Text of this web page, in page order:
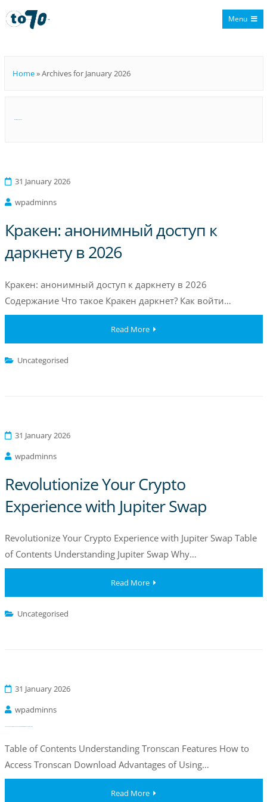
Menu
Home»Archives for January 2026
31 January 2026
wpadminns
Кракен: анонимный доступ к
даркнету в 2026
Кракен: анонимный доступ к даркнету в 2026
Содержание Что такое Кракен даркнет? Как войти…
Read More
Uncategorised
31 January 2026
wpadminns
Revolutionize Your Crypto
Experience with Jupiter Swap
Revolutionize Your Crypto Experience with Jupiter Swap Table
of Contents Understanding Jupiter Swap Why…
Read More
Uncategorised
31 January 2026
wpadminns
Table of Contents Understanding Tronscan Features How to
Access Tronscan Download Advantages of Using…
Read More